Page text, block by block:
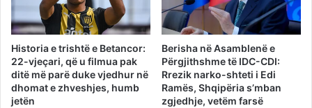
Historia e trishtë e Betancor:
22-vjeçari, që u filmua pak
ditë më parë duke vjedhur në
dhomat e zhveshjes, humb
jetën
Berisha në Asamblenë e
Përgjithshme të IDC-CDI:
Rrezik narko-shteti i Edi
Ramës, Shqipëria s’mban
zgjedhje, vetëm farsë